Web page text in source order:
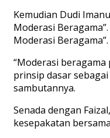
Kemudian Dudi
Moderasi
Moderasi Beragama”.
“Moderasi
prinsip dasar
sambutannya.
Senada dengan
kesepakatan